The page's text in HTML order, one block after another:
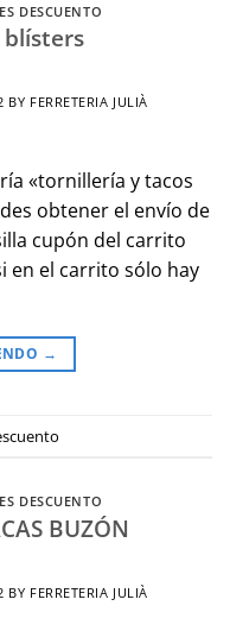
DESCUENTO
blísters
BY FERRETERIA JULIÀ
«tornillería y tacos
obtener el envío de
cupón del carrito
en el carrito sólo hay
→
DESCUENTO
BUZÓN
BY FERRETERIA JULIÀ